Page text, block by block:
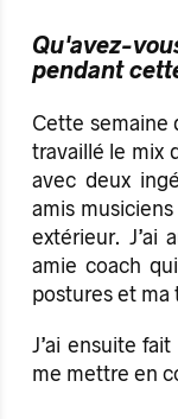
Qu'avez-
pendant
Cette semaine
travaillé le mix
avec deux
amis
extérieur. J’ai
amie coach
postures et ma
J’ai ensuite
me mettre en